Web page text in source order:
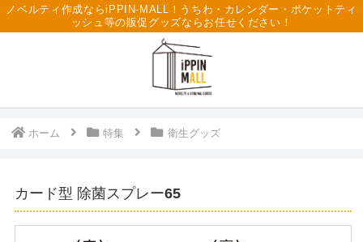
ノベルティ作成ならiPPIN-MALL！うちわ・カレンダー・ポケットティ
ッシュ等の販促グッズならお任せください！
ホーム 特集 衛生グッズ
カード型 除菌スプレー65